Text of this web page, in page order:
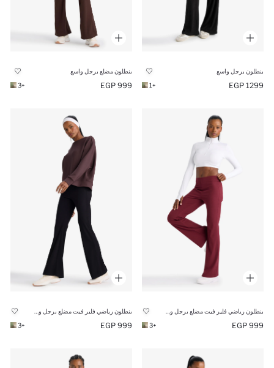
بنطلون برجل واسع
1299 EGP
+1
بنطلون مضلع برجل واسع
999 EGP
+3
999 EGP
+3
999 EGP
+3